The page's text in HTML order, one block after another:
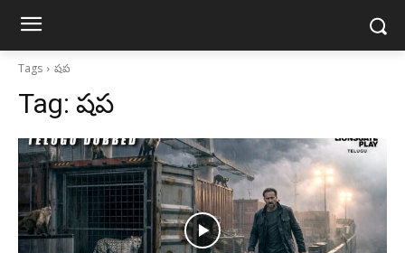
Tags షప
Tag: షప